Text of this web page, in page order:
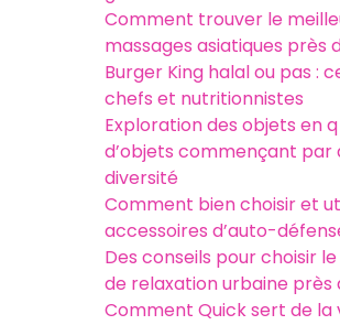
Comment trouver le
massages asiatiques près
Burger King halal ou pas :
chefs et nutritionnistes
Exploration des objets en
d’objets commençant par
diversité
Comment bien choisir et
accessoires d’auto-
Des conseils pour choisir
de relaxation urbaine près
Comment Quick sert de la